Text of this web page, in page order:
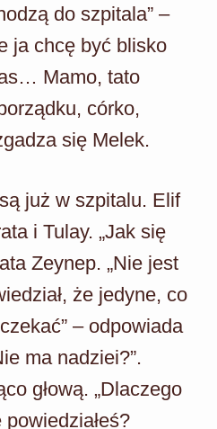
do szpitala” –
ja chcę być blisko
Mamo, tato
córko,
się Melek.
już w szpitalu. Elif
i Tulay. „Jak się
Zeynep. „Nie jest
że jedyne, co
– odpowiada
ma nadziei?”.
głową. „Dlaczego